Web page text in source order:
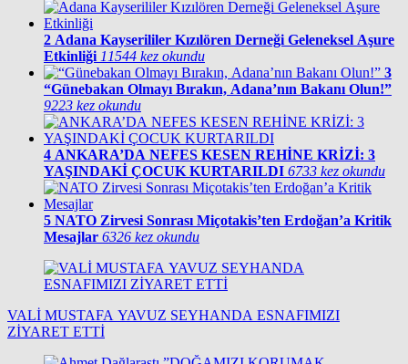
2 Adana Kayserililer Kızılören Derneği Geleneksel Aşure
Etkinliği 11544 kez okundu
3
“Günebakan Olmayı Bırakın, Adana’nın Bakanı Olun!”
9223 kez okundu
4 ANKARA’DA NEFES KESEN REHİNE KRİZİ: 3
YAŞINDAKİ ÇOCUK KURTARILDI 6733 kez okundu
5 NATO Zirvesi Sonrası Miçotakis’ten Erdoğan’a Kritik
Mesajlar 6326 kez okundu
VALİ MUSTAFA YAVUZ SEYHANDA ESNAFIMIZI
ZİYARET ETTİ